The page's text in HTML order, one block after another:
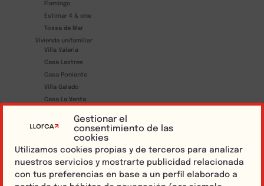
Gestionar el
consentimiento de las
cookies
Utilizamos cookies propias y de terceros para analizar
nuestros servicios y mostrarte publicidad relacionada
con tus preferencias en base a un perfil elaborado a
Flamingo
Estimar 4 & one
Tossa de Mar
Vivienda unifamiliar
Villa Valeria
Casa Lastres
Casa Poniente
Villa Galado
Casa La Venta
Casa La Finca
Villa Antonia
Villa Antonia II
Casa Virgilio
Villa Mar